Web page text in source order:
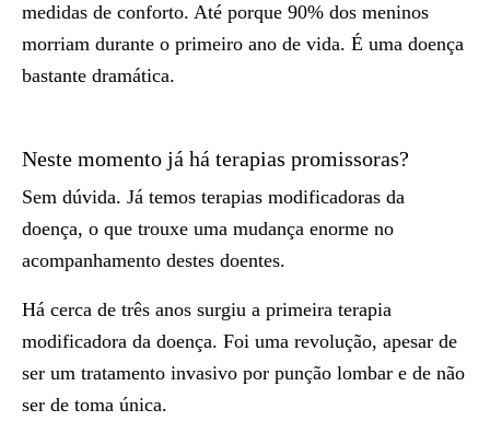
medidas de conforto. Até porque 90% dos meninos
morriam durante o primeiro ano de vida. É uma doença
bastante dramática.
Neste momento já há terapias promissoras?
Sem dúvida. Já temos terapias modificadoras da
doença, o que trouxe uma mudança enorme no
acompanhamento destes doentes.
Há cerca de três anos surgiu a primeira terapia
modificadora da doença. Foi uma revolução, apesar de
ser um tratamento invasivo por punção lombar e de não
ser de toma única.